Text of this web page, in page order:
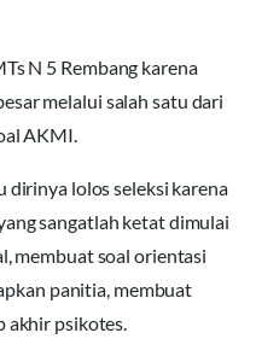
N 5 Rembang karena
melalui salah satu dari
AKMI.
dirinya lolos seleksi karena
sangatlah ketat dimulai
membuat soal orientasi
panitia, membuat
akhir psikotes.